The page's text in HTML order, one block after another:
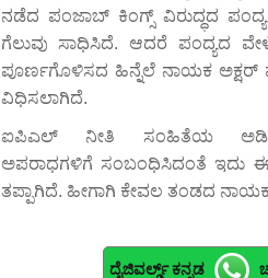
ನಡೆದ ಪಂಜಾಬ್ ಕಿಂಗ್ಸ್ ವಿರುದ್ಧದ
ಗೆಲುವು ಸಾಧಿಸಿದೆ. ಆದರೆ ಪಂದ್ಯದ
ಪೂರ್ಣಗೊಳಿಸದ ಹಿನ್ನೆಲೆ ನಾಯಕ
ವಿಧಿಸಲಾಗಿದೆ.
ಐಪಿಎಲ್ ನೀತಿ ಸಂಹಿತೆಯ
ಅಪರಾಧಗಳಿಗೆ ಸಂಬಂಧಿಸಿದಂತೆ ಇದು
ತಪ್ಪಾಗಿದೆ. ಹೀಗಾಗಿ ಕೇವಲ ತಂಡದ
ದೈಜಿವರ್ಲ್ಡ್ ಕನ್ನಡ